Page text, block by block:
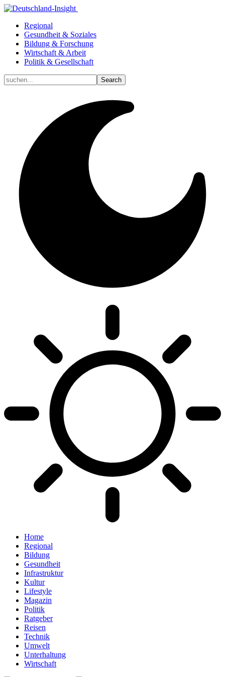
Regional
Gesundheit & Soziales
Bildung & Forschung
Wirtschaft & Arbeit
Politik & Gesellschaft
Home
Regional
Bildung
Gesundheit
Infrastruktur
Kultur
Lifestyle
Magazin
Politik
Ratgeber
Reisen
Technik
Umwelt
Unterhaltung
Wirtschaft